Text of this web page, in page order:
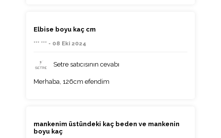
Elbise boyu kaç cm
*** *** - 08 Eki 2024
Setre satıcısının cevabı
Merhaba, 126cm efendim
mankenim üstündeki kaç beden ve mankenin
boyu kaç